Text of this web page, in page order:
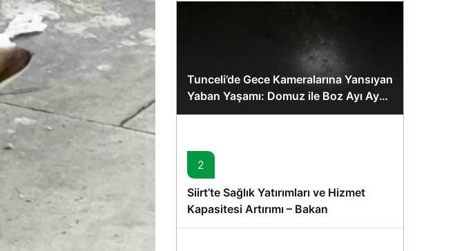
Tunceli’de Gece Kameralarına Yansıyan
Yaban Yaşamı: Domuz ile Boz Ayı Aynı
Karede
2
Siirt’te Sağlık Yatırımları ve Hizmet
Kapasitesi Artırımı – Bakan
Memişoğlu’nun Ziyareti